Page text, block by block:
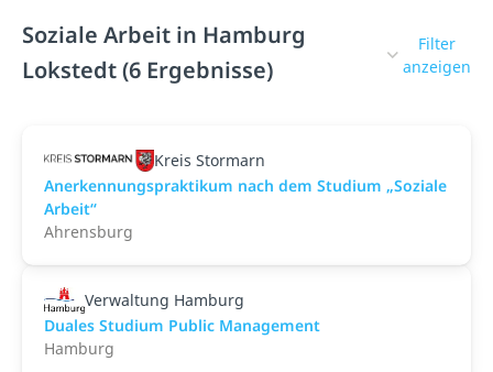
Soziale Arbeit in Hamburg
Lokstedt (6 Ergebnisse)
Filter
anzeigen
Kreis Stormarn
Anerkennungspraktikum nach dem Studium „Soziale
Arbeit“
Ahrensburg
Verwaltung Hamburg
Duales Studium Public Management
Hamburg